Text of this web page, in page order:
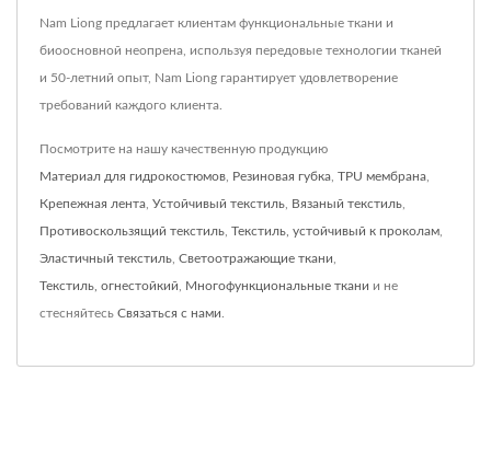
Nam Liong предлагает клиентам функциональные ткани и
биоосновной неопрена, используя передовые технологии тканей
и 50-летний опыт, Nam Liong гарантирует удовлетворение
требований каждого клиента.
Посмотрите на нашу качественную продукцию
Материал для гидрокостюмов Резиновая губка TPU мембрана
Крепежная лента Устойчивый текстиль Вязаный текстиль
Противоскользящий текстиль Текстиль, устойчивый к проколам
Эластичный текстиль Светоотражающие ткани
Текстиль, огнестойкий Многофункциональные ткани и не
стесняйтесь Связаться с нами